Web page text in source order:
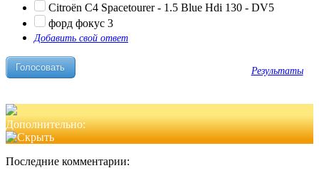
Citroën C4 Spacetourer - 1.5 Blue Hdi 130 - DV5
форд фокус 3
Добавить свой ответ
Результаты
Дополнительно:
Последние комментарии: